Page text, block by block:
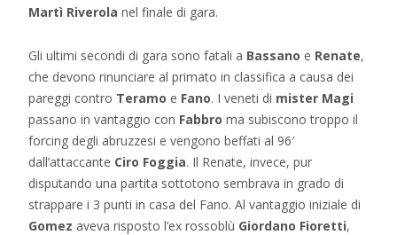
Martì Riverola nel finale di gara.
Gli ultimi secondi di gara sono fatali a Bassano e Renate,
che devono rinunciare al primato in classifica a causa dei
pareggi contro Teramo e Fano. I veneti di mister Magi
passano in vantaggio con Fabbro ma subiscono troppo il
forcing degli abruzzesi e vengono beffati al 96′
dall’attaccante Ciro Foggia. Il Renate, invece, pur
disputando una partita sottotono sembrava in grado di
strappare i 3 punti in casa del Fano. Al vantaggio iniziale di
Gomez aveva risposto l’ex rossoblù Giordano Fioretti,